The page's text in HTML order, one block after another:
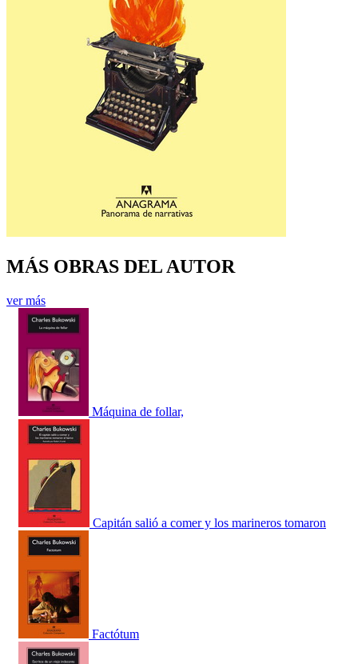
MÁS OBRAS DEL AUTOR
ver más
Máquina de follar,
Capitán salió a comer y los marineros tomaron
Factótum